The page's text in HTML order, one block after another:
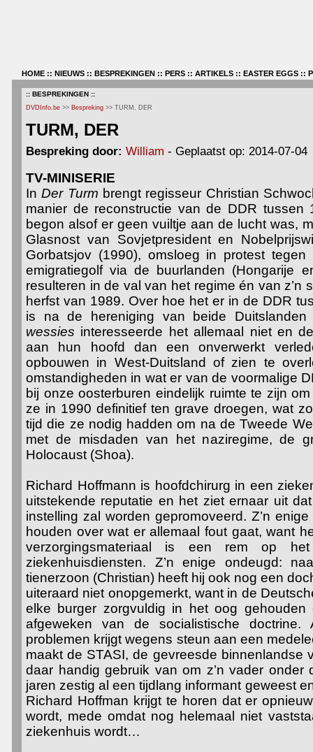
HOME :: NIEUWS :: BESPREKINGEN :: PERS :: ARTIKELS :: EASTER EGGS ::
:: BESPREKINGEN ::
DVDInfo.be >> Bespreking >> TURM, DER
TURM, DER
Bespreking door: William - Geplaatst op: 2014-07-04
TV-MINISERIE
InDer Turm brengt regisseur Christian
manier de reconstructie van de DDR
begon alsof er geen vuiltje aan de lucht was,
Glasnost van Sovjetpresident en
Gorbatsjov (1990), omsloeg in protest
emigratiegolf via de buurlanden (Hongarije
resulteren in de val van het regime én van z’n
herfst van 1989. Over hoe het er in de DDR
is na de hereniging van beide
wessies interesseerde het allemaal niet en
aan hun hoofd dan een onverwerkt
opbouwen in West-Duitsland of zien te
omstandigheden in wat er van de voormalige
bij onze oosterburen eindelijk ruimte te zijn
ze in 1990 definitief ten grave droegen, wat
tijd die ze nodig hadden om na de Tweede
met de misdaden van het naziregime, de
Holocaust (Shoa).
Richard Hoffmann is hoofdchirurg in een
uitstekende reputatie en het ziet ernaar uit
instelling zal worden gepromoveerd. Z’n
houden over wat er allemaal fout gaat, want
verzorgingsmateriaal is een rem op
ziekenhuisdiensten. Z’n enige ondeugd:
tienerzoon (Christian) heeft hij ook nog een
uiteraard niet onopgemerkt, want in de
elke burger zorgvuldig in het oog
afgeweken van de socialistische
problemen krijgt wegens steun aan een
maakt de STASI, de gevreesde binnenlandse
daar handig gebruik van om z’n vader
jaren zestig al een tijdlang informant geweest
Richard Hoffman krijgt te horen dat er
wordt, mede omdat nog helemaal niet
ziekenhuis wordt…